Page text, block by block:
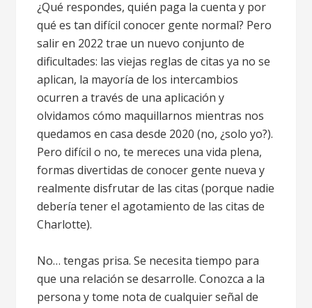
¿Qué respondes, quién paga la cuenta y por
qué es tan difícil conocer gente normal? Pero
salir en 2022 trae un nuevo conjunto de
dificultades: las viejas reglas de citas ya no se
aplican, la mayoría de los intercambios
ocurren a través de una aplicación y
olvidamos cómo maquillarnos mientras nos
quedamos en casa desde 2020 (no, ¿solo yo?).
Pero difícil o no, te mereces una vida plena,
formas divertidas de conocer gente nueva y
realmente disfrutar de las citas (porque nadie
debería tener el agotamiento de las citas de
Charlotte).
No… tengas prisa. Se necesita tiempo para
que una relación se desarrolle. Conozca a la
persona y tome nota de cualquier señal de